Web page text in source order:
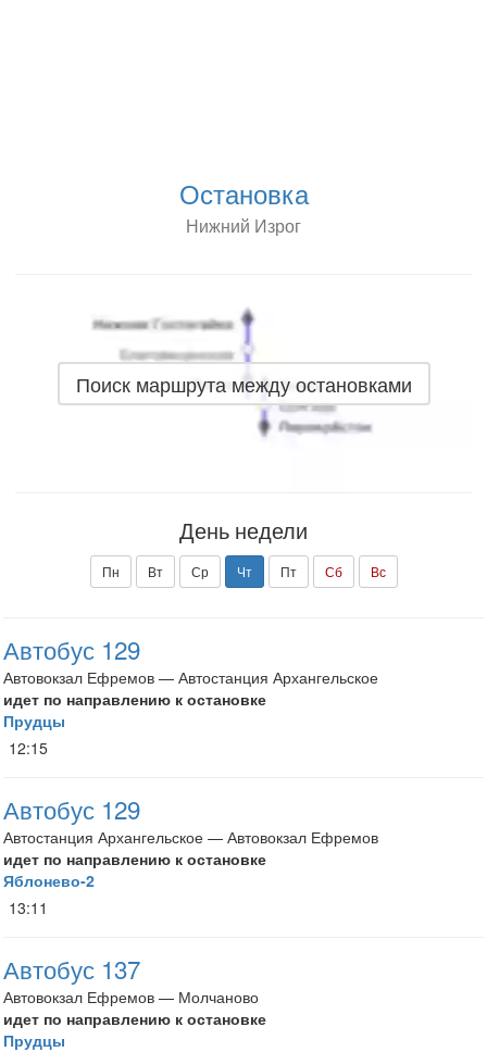
Остановка
Нижний Изрог
Поиск маршрута между остановками
День недели
Пн Вт Ср Чт Пт Сб Вс
Автобус 129
Автовокзал Ефремов — Автостанция Архангельское
идет по направлению к остановке
Прудцы
12:15
Автобус 129
Автостанция Архангельское — Автовокзал Ефремов
идет по направлению к остановке
Яблонево-2
13:11
Автобус 137
Автовокзал Ефремов — Молчаново
идет по направлению к остановке
Прудцы